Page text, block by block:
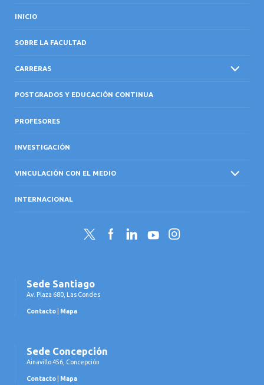
INICIO
SOBRE LA FACULTAD
CARRERAS
POSTGRADOS Y EDUCACIÓN CONTINUA
PROFESORES
INVESTIGACIÓN
VINCULACIÓN CON EL MEDIO
INTERNACIONAL
Twitter FacebookLinkedInYouTubeInstagram
Sede Santiago
Av. Plaza 680, Las Condes
Contacto Mapa
Sede Concepción
Ainavillo 456, Concepción
Contacto Mapa